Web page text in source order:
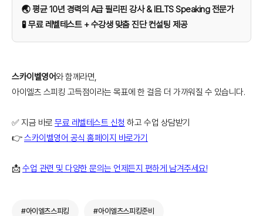
🌏 평균 10년 경력의 A급 필리핀 강사 & IELTS Speaking 전문가
🧪 무료 레벨테스트 + 수강생 맞춤 진단 컨설팅 제공
스카이벨영어와 함께라면,
아이엘츠 스피킹 고득점이라는 목표에 한 걸음 더 가까워질 수 있습니다.
✅ 지금 바로무료 레벨테스트 신청 하고 수업 상담받기
👉스카이벨영어 공식 홈페이지 바로가기
📩수업 관련 및 다양한 문의는 언제든지 편하게 남겨주세요!
#아이엘츠스피킹 #아이엘츠스피킹준비